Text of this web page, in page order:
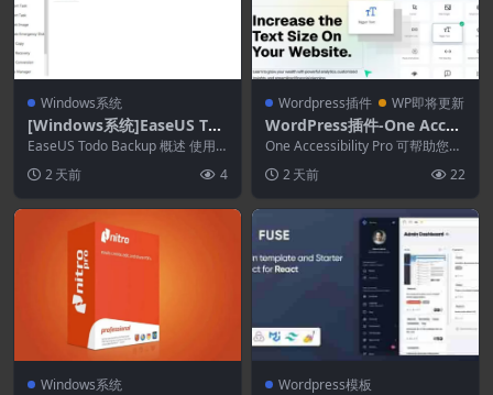
Windows系统
[Windows系统]EaseUS Tod
o Backup 16.3.1 + WinPE I
SO
EaseUS Todo Backup 概述 使用 E
2 天前 4
Wordpress插件 WP即将更新
WordPress插件-One Acces
sibility Pro 1.3.0–WordPre
ss增强插件
One Accessibility Pro 可帮助您使
2 天前 22
Windows系统 Wordpress模板